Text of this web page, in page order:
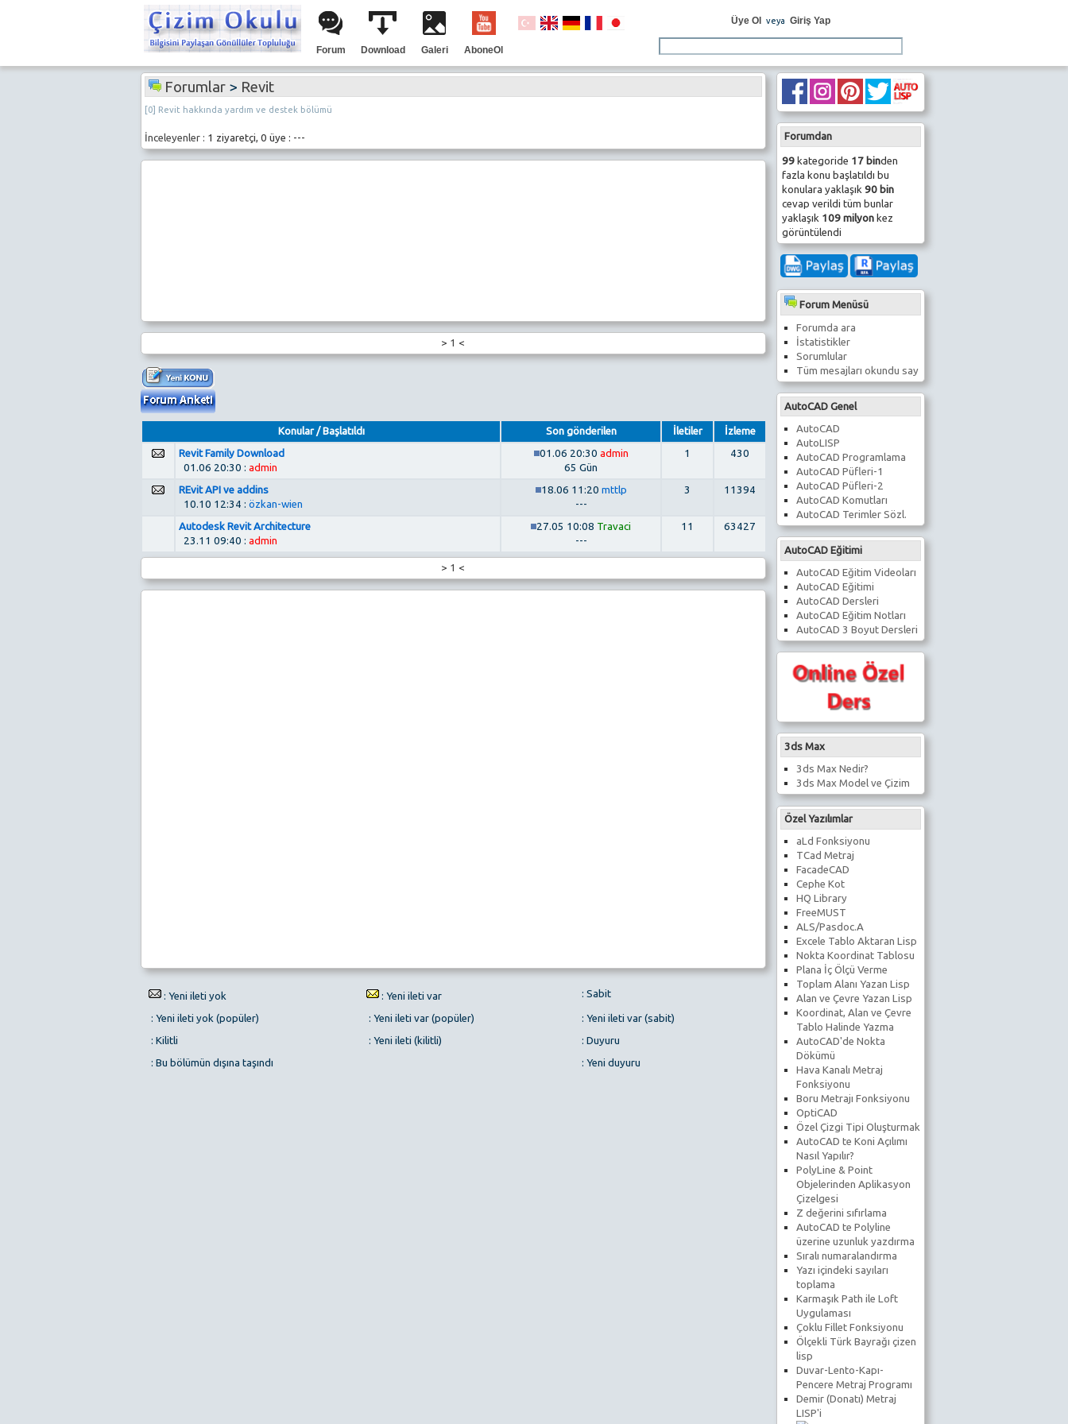
Forum Download Galeri AboneOl
Üye Ol veya Giriş Yap
Forumdan
99kategoride 17 binden
fazla konu başlatıldı bu
konulara yaklaşık 90 bin
cevap verildi tüm bunlar
yaklaşık 109 milyonkez
görüntülendi
Forum Menüsü
Forumda ara
İstatistikler
Sorumlular
Tüm mesajları okundu say
AutoCAD Genel
AutoCAD
AutoLISP
AutoCAD Programlama
AutoCAD Püfleri-1
AutoCAD Püfleri-2
AutoCAD Komutları
AutoCAD Terimler Sözl.
AutoCAD Eğitimi
AutoCAD Eğitim Videoları
AutoCAD Eğitimi
AutoCAD Dersleri
AutoCAD Eğitim Notları
AutoCAD 3 Boyut Dersleri
3ds Max
3ds Max Nedir?
3ds Max Model ve Çizim
Özel Yazılımlar
aLd Fonksiyonu
TCad Metraj
FacadeCAD
Cephe Kot
HQ Library
FreeMUST
ALS/Pasdoc.A
Excele Tablo Aktaran Lisp
Nokta Koordinat Tablosu
Plana İç Ölçü Verme
Toplam Alanı Yazan Lisp
Alan ve Çevre Yazan Lisp
Koordinat, Alan ve Çevre
Tablo Halinde Yazma
AutoCAD'de Nokta
Dökümü
Hava Kanalı Metraj
Fonksiyonu
Boru Metrajı Fonksiyonu
OptiCAD
Özel Çizgi Tipi Oluşturmak
AutoCAD te Koni Açılımı
Nasıl Yapılır?
PolyLine & Point
Objelerinden Aplikasyon
Çizelgesi
Z değerini sıfırlama
AutoCAD te Polyline
üzerine uzunluk yazdırma
Sıralı numaralandırma
Yazı içindeki sayıları
toplama
Karmaşık Path ile Loft
Uygulaması
Çoklu Fillet Fonksiyonu
Ölçekli Türk Bayrağı çizen
lisp
Duvar-Lento-Kapı-
Pencere Metraj Programı
Demir (Donatı) Metraj
LISP'i
Forumlar> Revit
[0] Revit hakkında yardım ve destek bölümü
İnceleyenler : 1 ziyaretçi, 0 üye : ---
> 1 <
Konular/Başlatıldı Son gönderilen İletiler
İzleme
Revit Family Download
01.06 20:30 : admin
01.06 20:30 admin
65 Gün
1 430
REvit API ve addins
10.10 12:34 : özkan-wien
18.06 11:20 mttlp
---
3 11394
Autodesk Revit Architecture
23.11 09:40 : admin
27.05 10:08 Travaci
---
11 63427
> 1 <
: Yeni ileti yok : Yeni ileti var : Sabit
: Yeni ileti yok (popüler) : Yeni ileti var (popüler)
: Yeni ileti var (sabit)
: Kilitli
: Yeni ileti (kilitli)
: Duyuru
: Bu bölümün dışına taşındı
: Yeni duyuru